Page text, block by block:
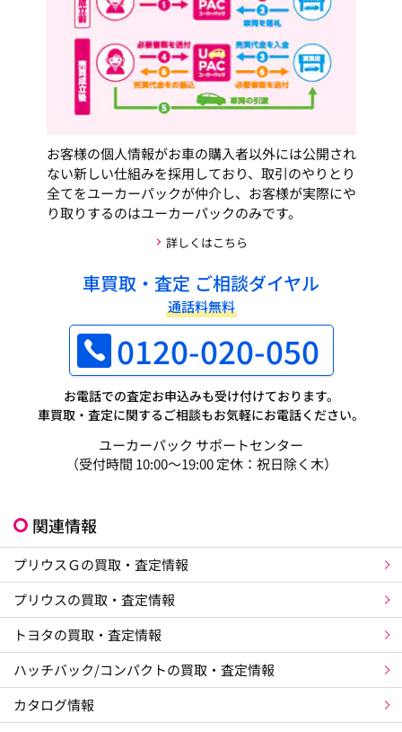
お客様の個人情報がお車の購入者以外には公開され
ない新しい仕組みを採用しており、取引のやりとり
全てをユーカーパックが仲介し、お客様が実際にや
り取りするのはユーカーパックのみです。
詳しくはこちら
車買取・査定 ご相談ダイヤル
通話料無料
0120-020-050
お電話での査定お申込みも受け付けております。
車買取・査定に関するご相談もお気軽にお電話ください。
ユーカーパック サポートセンター
（受付時間 10:00～19:00 定休：祝日除く木）
関連情報
プリウスＧの買取・査定情報
プリウスの買取・査定情報
トヨタの買取・査定情報
ハッチバック/コンパクトの買取・査定情報
カタログ情報